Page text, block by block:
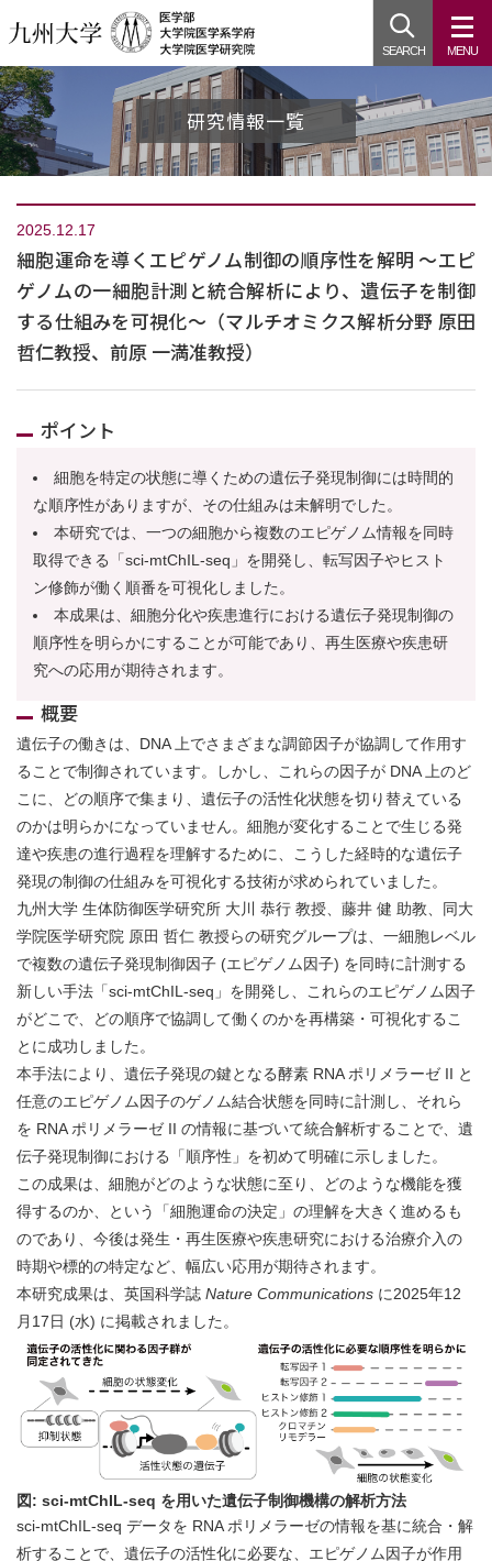
SEARCH
研究情報一覧
2025.12.17
細胞運命を導くエピゲノム制御の順序性を解明 ～エピ
ゲノムの一細胞計測と統合解析により、遺伝子を制御
する仕組みを可視化～（マルチオミクス解析分野 原田
哲仁教授、前原 一満准教授）
ポイント
細胞を特定の状態に導くための遺伝子発現制御には時間的
な順序性がありますが、その仕組みは未解明でした。
本研究では、一つの細胞から複数のエピゲノム情報を同時
取得できる「sci-mtChIL-seq」を開発し、転写因子やヒスト
ン修飾が働く順番を可視化しました。
本成果は、細胞分化や疾患進行における遺伝子発現制御の
順序性を明らかにすることが可能であり、再生医療や疾患研
究への応用が期待されます。
概要
遺伝子の働きは、DNA 上でさまざまな調節因子が協調して作用す
ることで制御されています。しかし、これらの因子が DNA 上のど
こに、どの順序で集まり、遺伝子の活性化状態を切り替えている
のかは明らかになっていません。細胞が変化することで生じる発
達や疾患の進行過程を理解するために、こうした経時的な遺伝子
発現の制御の仕組みを可視化する技術が求められていました。
九州大学 生体防御医学研究所 大川 恭行 教授、藤井 健 助教、同大
学院医学研究院 原田 哲仁 教授らの研究グループは、一細胞レベル
で複数の遺伝子発現制御因子 (エピゲノム因子) を同時に計測する
新しい手法「sci-mtChIL-seq」を開発し、これらのエピゲノム因子
がどこで、どの順序で協調して働くのかを再構築・可視化するこ
とに成功しました。
本手法により、遺伝子発現の鍵となる酵素 RNA ポリメラーゼ II と
任意のエピゲノム因子のゲノム結合状態を同時に計測し、それら
を RNA ポリメラーゼ II の情報に基づいて統合解析することで、遺
伝子発現制御における「順序性」を初めて明確に示しました。
この成果は、細胞がどのような状態に至り、どのような機能を獲
得するのか、という「細胞運命の決定」の理解を大きく進めるも
のであり、今後は発生・再生医療や疾患研究における治療介入の
時期や標的の特定など、幅広い応用が期待されます。
本研究成果は、英国科学誌 Nature Communications に2025年12
月17日 (水) に掲載されました。
図: sci-mtChIL-seq を用いた遺伝子制御機構の解析方法
sci-mtChIL-seq データを RNA ポリメラーゼの情報を基に統合・解
析することで、遺伝子の活性化に必要な、エピゲノム因子が作用
MENU